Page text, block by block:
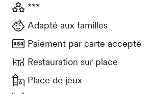
***
Adapté aux familles
Paiement par carte accepté
Restauration sur place
Place de jeux